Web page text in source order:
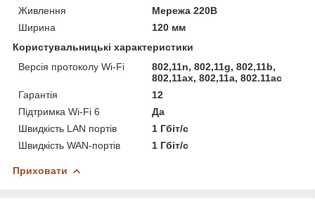
Живлення
Мережа 220В
Ширина
120 мм
Користувальницькі характеристики
Версія протоколу Wi-Fi
802,11n, 802,11g, 802,11b,
802,11ax, 802,11a, 802.11ac
Гарантія
12
Підтримка Wi-Fi 6
Да
Швидкість LAN портів
1 Гбіт/с
Швидкість WAN-портів
1 Гбіт/с
Приховати